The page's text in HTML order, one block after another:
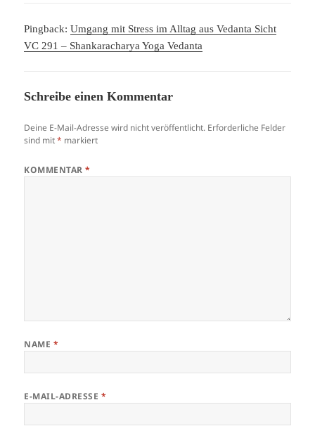
Pingback:Umgang mit Stress im Alltag aus Vedanta Sicht
VC 291 – Shankaracharya Yoga Vedanta
Schreibe einen Kommentar
Deine E-Mail-Adresse wird nicht veröffentlicht. Erforderliche Felder
sind mit* markiert
KOMMENTAR*
NAME *
E-MAIL-ADRESSE *